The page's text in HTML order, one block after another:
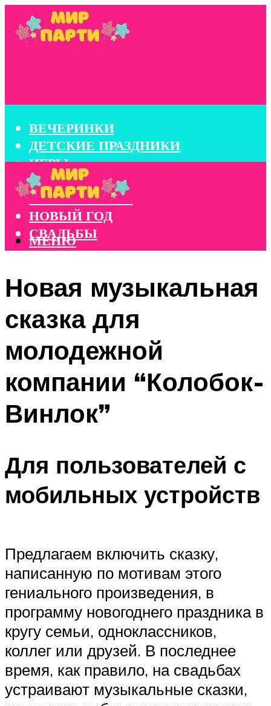
ВЕЧЕРИНКИ
ДЕТСКИЕ ПРАЗДНИКИ
ИГРЫ
КОНКУРСЫ
КОРПОРАТИВЫ
НОВЫЙ ГОД
СВАДЬБЫ
МЕНЮ
Новая музыкальная
сказка для
молодежной
компании “Колобок-
Винлок”
Для пользователей с
мобильных устройств
Предлагаем включить сказку,
написанную по мотивам этого
гениального произведения, в
программу новогоднего праздника в
кругу семьи, одноклассников,
коллег или друзей. В последнее
время, как правило, на свадьбах
устраивают музыкальные сказки,